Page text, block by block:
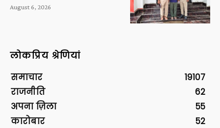
August 6, 2026
लोकप्रिय श्रेणियां
समाचार
19107
राजनीति
62
अपना ज़िला
55
कारोबार
52